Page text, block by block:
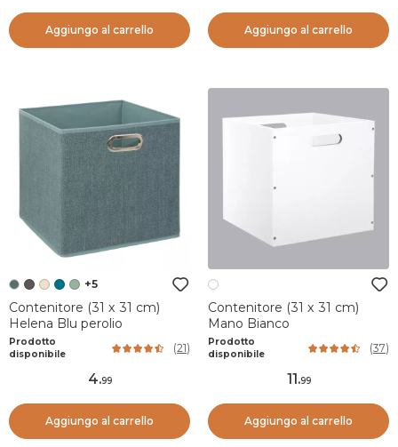
Aggiungo al carrello Aggiungo al carrello
+5
Contenitore (31 x 31 cm)
Helena Blu perolio
Prodotto
disponibile
(21)
4.99
Aggiungo al carrello
Contenitore (31 x 31 cm)
Mano Bianco
Prodotto
disponibile
(37)
11.99
Aggiungo al carrello